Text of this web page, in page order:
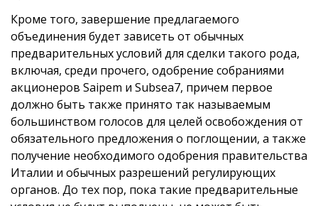
Кроме того, завершение предлагаемого
объединения будет зависеть от обычных
предварительных условий для сделки такого рода,
включая, среди прочего, одобрение собраниями
акционеров Saipem и Subsea7, причем первое
должно быть также принято так называемым
большинством голосов для целей освобождения от
обязательного предложения о поглощении, а также
получение необходимого одобрения правительства
Италии и обычных разрешений регулирующих
органов. До тех пор, пока такие предварительные